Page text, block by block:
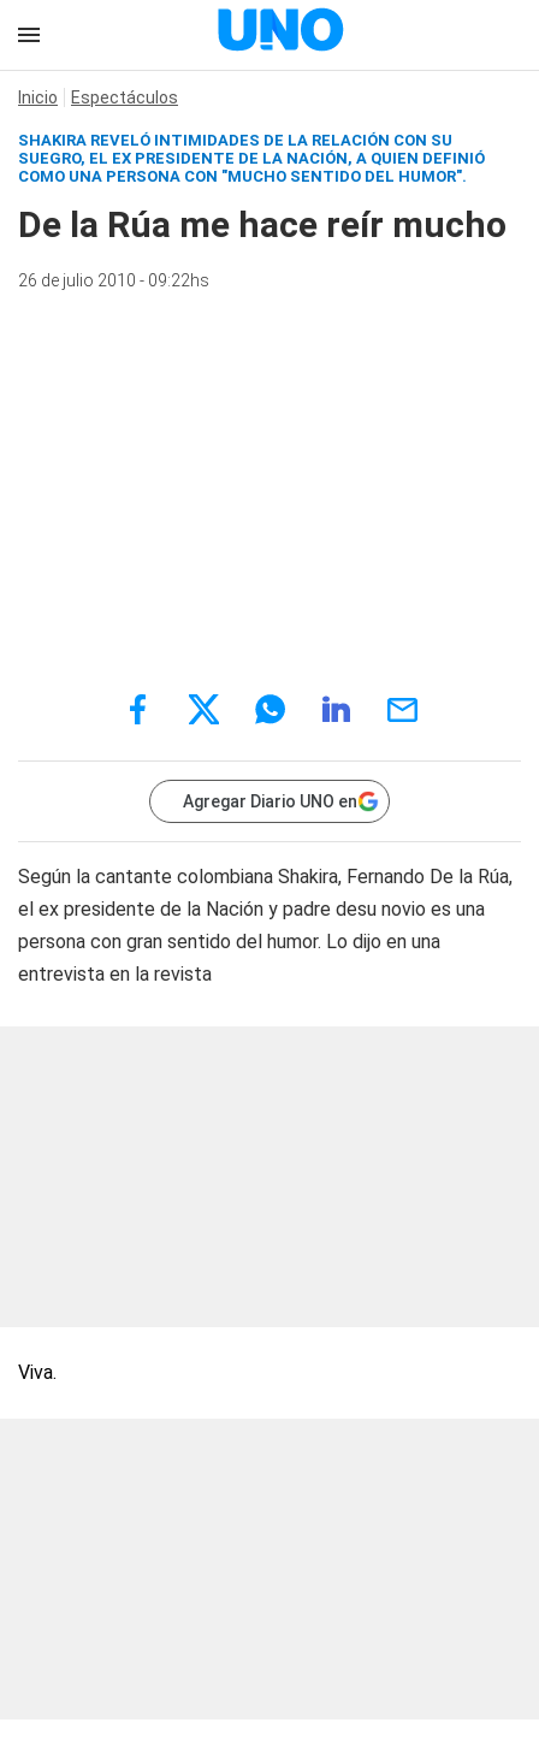
Inicio Espectáculos
SHAKIRA REVELÓ INTIMIDADES DE LA RELACIÓN CON SU
SUEGRO, EL EX PRESIDENTE DE LA NACIÓN, A QUIEN DEFINIÓ
COMO UNA PERSONA CON "MUCHO SENTIDO DEL HUMOR".
De la Rúa me hace reír mucho
26 de julio 2010 - 09:22hs
Agregar Diario UNO en
Según la cantante colombiana Shakira, Fernando De la Rúa,
el ex presidente de la Nación y padre desu novio es una
persona con gran sentido del humor. Lo dijo en una
entrevista en la revista
Viva.